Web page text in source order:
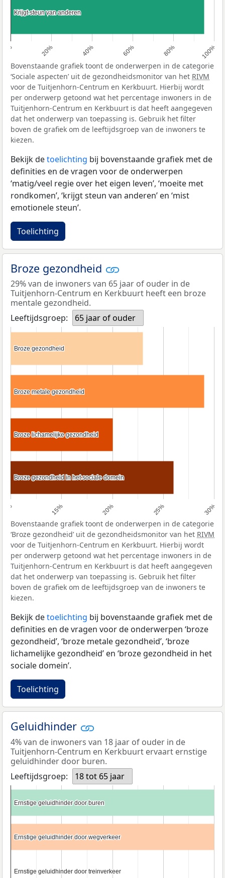
0% 20% 40% 60% 80% 100%
Krijgt steun van anderen
Krijgt steun van anderen
Bovenstaande grafiek toont de onderwerpen in de categorie
‘Sociale aspecten’ uit de gezondheidsmonitor van het RIVM
voor de Tuitjenhorn-Centrum en Kerkbuurt. Hierbij wordt
per onderwerp getoond wat het percentage inwoners in de
Tuitjenhorn-Centrum en Kerkbuurt is dat heeft aangegeven
dat het onderwerp van toepassing is. Gebruik het filter
boven de grafiek om de leeftijdsgroep van de inwoners te
kiezen.
Bekijk detoelichting bij bovenstaande grafiek met de
definities en de vragen voor de onderwerpen
‘matig/veel regie over het eigen leven’, ‘moeite met
rondkomen’, ‘krijgt steun van anderen’ en ‘mist
emotionele steun’.
Toelichting
Broze gezondheid
29% van de inwoners van 65 jaar of ouder in de
Tuitjenhorn-Centrum en Kerkbuurt heeft een broze
mentale gezondheid.
Leeftijdsgroep:
65 jaar of ouder
10% 15% 20% 25% 30%
Broze gezondheid
Broze gezondheid
Broze metale gezondheid
Broze metale gezondheid
Broze lichamelijke gezondheid
Broze lichamelijke gezondheid
Broze gezondheid in het sociale domein
Broze gezondheid in het sociale domein
Bovenstaande grafiek toont de onderwerpen in de categorie
‘Broze gezondheid’ uit de gezondheidsmonitor van het RIVM
voor de Tuitjenhorn-Centrum en Kerkbuurt. Hierbij wordt
per onderwerp getoond wat het percentage inwoners in de
Tuitjenhorn-Centrum en Kerkbuurt is dat heeft aangegeven
dat het onderwerp van toepassing is. Gebruik het filter
boven de grafiek om de leeftijdsgroep van de inwoners te
kiezen.
Bekijk detoelichting bij bovenstaande grafiek met de
definities en de vragen voor de onderwerpen ‘broze
gezondheid’, ‘broze metale gezondheid’, ‘broze
lichamelijke gezondheid’ en ‘broze gezondheid in het
sociale domein’.
Toelichting
Geluidhinder
4% van de inwoners van 18 jaar of ouder in de
Tuitjenhorn-Centrum en Kerkbuurt ervaart ernstige
geluidhinder door buren.
Leeftijdsgroep:
18 tot 65 jaar
Ernstige geluidhinder door buren
Ernstige geluidhinder door buren
Ernstige geluidhinder door wegverkeer
Ernstige geluidhinder door wegverkeer
Ernstige geluidhinder door treinverkeer
Ernstige geluidhinder door treinverkeer